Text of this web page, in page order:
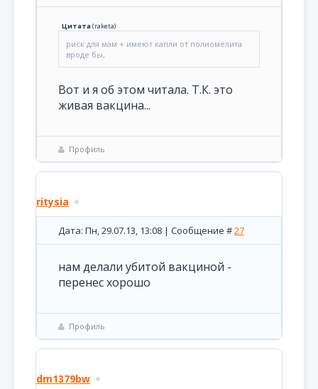
Цитата(raketa)
риск для мам + имеют капли от полиомелита
вроде бы,
Вот и я об этом читала. Т.К. это
живая вакцина...
Профиль
ritysia
Дата: Пн, 29.07.13, 13:08 | Сообщение #27
нам делали убитой вакциной -
перенес хорошо
Профиль
dm1379bw